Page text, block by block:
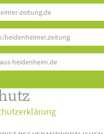
zeitung.de
heidenheimer.zeitung
heidenheim.de